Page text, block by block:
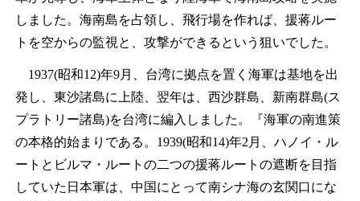
しました。海南島を占領し、飛行場を作れば、援蒋ルー
トを空からの監視と、攻撃ができるという狙いでした。
1937(昭和12)年9月、台湾に拠点を置く海軍は基地を出
発し、東沙諸島に上陸、翌年は、西沙群島、新南群島(ス
プラトリー諸島)を台湾に編入しました。『海軍の南進策
の本格的始まりである。1939(昭和14)年2月、ハノイ・ル
ートとビルマ・ルートの二つの援蒋ルートの遮断を目指
していた日本軍は、中国にとって南シナ海の玄関口にな